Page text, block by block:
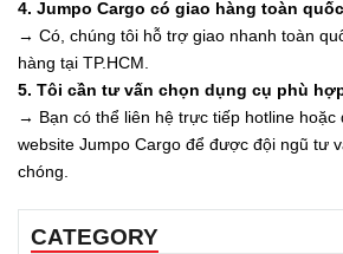
4. Jumpo Cargo có giao hàng toàn
→ Có, chúng tôi hỗ trợ giao nhanh toàn
hàng tại TP.HCM.
5. Tôi cần tư vấn chọn dụng cụ phù
→ Bạn có thể liên hệ trực tiếp hotline hoặc
website Jumpo Cargo để được đội ngũ tư
chóng.
CATEGORY